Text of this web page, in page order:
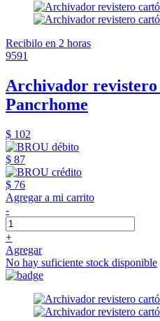
Recibilo en 2 horas
9591
Archivador revistero
Pancrhome
$ 102
$ 87
$ 76
Agregar a mi carrito
-
+
Agregar
No hay suficiente stock disponible